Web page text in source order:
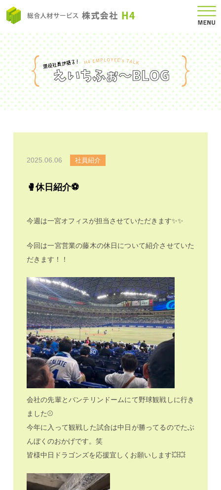
2025.06.06 社員紹介
🥊休日紹介⚽️
今週は一宮オフィスが担当させていただきます✨✨
今回は一宮営業の藤木の休日について紹介させていた
だきます！！
会社の先輩とバンテリンドームにて野球観戦しに行き
ました⚾️
今年に入って観戦した試合は中日が勝ってるのでたぶ
んぼくのおかげです。笑
皆様中日ドラゴンズを応援宜しくお願いします💥💥